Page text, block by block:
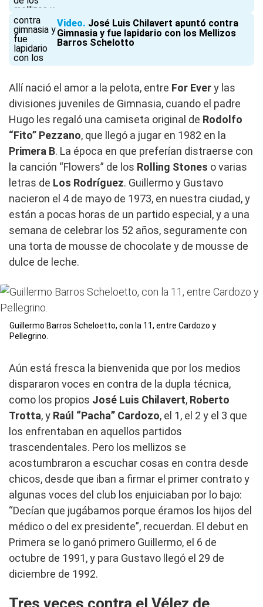
Video José Luis Chilavert apuntó contra
Gimnasia y fue lapidario con los Mellizos
Barros Schelotto
Allí nació el amor a la pelota, entre For Every las
divisiones juveniles de Gimnasia, cuando el padre
Hugo les regaló una camiseta original de Rodolfo
“Fito” Pezzano, que llegó a jugar en 1982 en la
Primera B. La época en que preferían distraerse con
la canción “Flowers” de los Rolling Stones o varias
letras de Los Rodríguez. Guillermo y Gustavo
nacieron el 4 de mayo de 1973, en nuestra ciudad, y
están a pocas horas de un partido especial, y a una
semana de celebrar los 52 años, seguramente con
una torta de mousse de chocolate y de mousse de
dulce de leche.
Guillermo Barros Scheloetto, con la 11, entre Cardozo y
Pellegrino.
Aún está fresca la bienvenida que por los medios
dispararon voces en contra de la dupla técnica,
como los propios José Luis Chilavert, Roberto
Trotta, y Raúl “Pacha” Cardozo, el 1, el 2 y el 3 que
los enfrentaban en aquellos partidos
trascendentales. Pero los mellizos se
acostumbraron a escuchar cosas en contra desde
chicos, desde que iban a firmar el primer contrato y
algunas voces del club los enjuiciaban por lo bajo:
“Decían que jugábamos porque éramos los hijos del
médico o del ex presidente”, recuerdan. El debut en
Primera se lo ganó primero Guillermo, el 6 de
octubre de 1991, y para Gustavo llegó el 29 de
diciembre de 1992.
Tres veces contra el Vélez de